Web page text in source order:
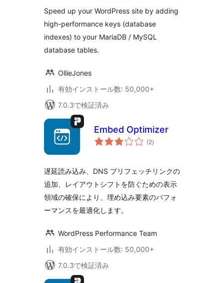
価
Speed up your WordPress site by adding
high-performance keys (database
indexes) to your MariaDB / MySQL
database tables.
OllieJones
有効インストール数: 50,000+
7.0.3で検証済み
Embed Optimizer
(2個
の)
遅延読み込み、DNS プリフェッチリンクの
追加、レイアウトシフトを防ぐための表示
領域の確保により、埋め込み要素のパフォ
ーマンスを最適化します。
WordPress Performance Team
有効インストール数: 50,000+
7.0.3で検証済み